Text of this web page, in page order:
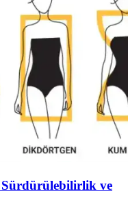
Sürdürülebilirlik ve